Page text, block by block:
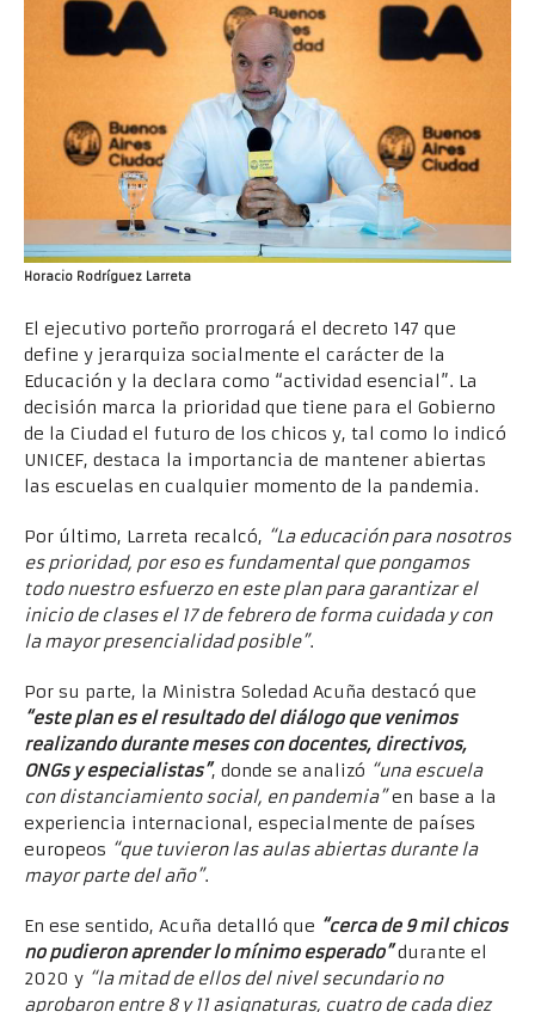
Horacio Rodríguez Larreta
El ejecutivo porteño prorrogará el decreto 147 que
define y jerarquiza socialmente el carácter de la
Educación y la declara como “actividad esencial”. La
decisión marca la prioridad que tiene para el Gobierno
de la Ciudad el futuro de los chicos y, tal como lo indicó
UNICEF, destaca la importancia de mantener abiertas
las escuelas en cualquier momento de la pandemia.
Por último, Larreta recalcó, “La educación para nosotros
es prioridad, por eso es fundamental que pongamos
todo nuestro esfuerzo en este plan para garantizar el
inicio de clases el 17 de febrero de forma cuidada y con
la mayor presencialidad posible”.
Por su parte, la Ministra Soledad Acuña destacó que
“este plan es el resultado del diálogo que venimos
realizando durante meses con docentes, directivos,
ONGs y especialistas”, donde se analizó “una escuela
con distanciamiento social, en pandemia”en base a la
experiencia internacional, especialmente de países
europeos “que tuvieron las aulas abiertas durante la
mayor parte del año”.
En ese sentido, Acuña detalló que “cerca de 9 mil chicos
no pudieron aprender lo mínimo esperado”durante el
2020 y “la mitad de ellos del nivel secundario no
aprobaron entre 8 y 11 asignaturas, cuatro de cada diez